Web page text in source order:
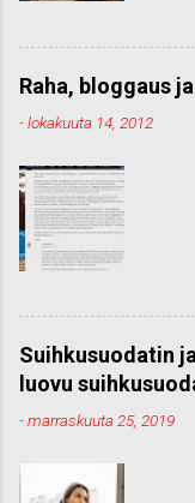
Raha, bloggaus
-lokakuuta 14, 2012
Suihkusuodatin
luovu
-marraskuuta 25, 2019